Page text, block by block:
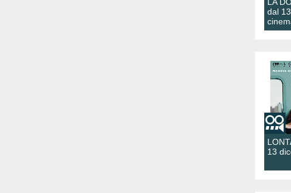
dal
13